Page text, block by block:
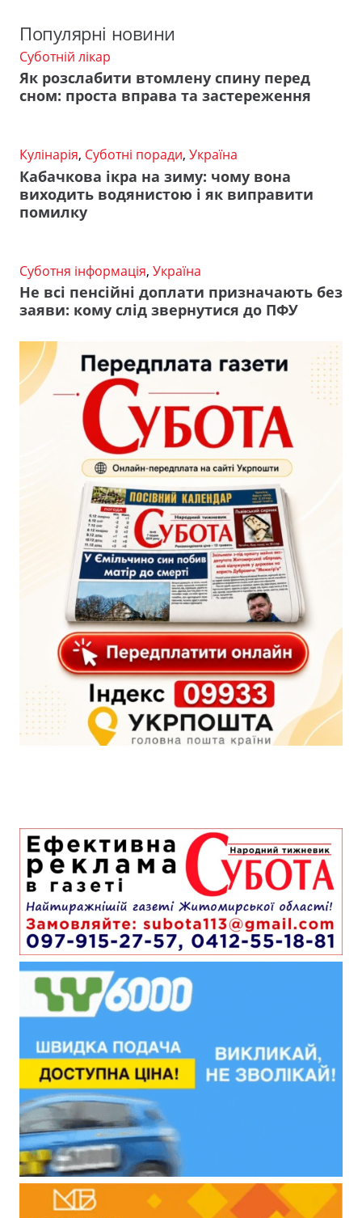
Популярні новини
Суботній лікар
Як розслабити втомлену спину перед
сном: проста вправа та застереження
Кулінарія, Суботні поради, Україна
Кабачкова ікра на зиму: чому вона
виходить водянистою і як виправити
помилку
Суботня інформація, Україна
Не всі пенсійні доплати призначають без
заяви: кому слід звернутися до ПФУ